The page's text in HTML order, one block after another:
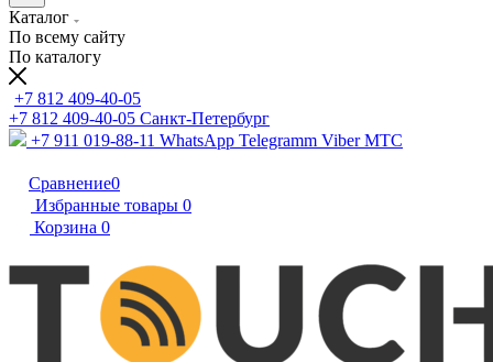
Каталог
По всему сайту
По каталогу
+7 812 409-40-05
+7 812 409-40-05 Санĸт-Петербург
+7 911 019-88-11 WhatsApp Telegramm Viber МТС
Сравнение0
Избранные товары 0
Корзина 0